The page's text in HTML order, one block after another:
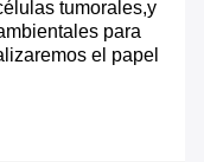
tumorales,y
para
el papel